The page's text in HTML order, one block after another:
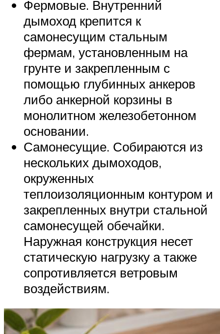
Фермовые. Внутренний
дымоход крепится к
самонесущим стальным
фермам, установленным на
грунте и закрепленным с
помощью глубинных анкеров
либо анкерной корзины в
монолитном железобетонном
основании.
Самонесущие. Собираются из
нескольких дымоходов,
окруженных
теплоизоляционным контуром и
закрепленных внутри стальной
самонесущей обечайки.
Наружная конструкция несет
статическую нагрузку а также
сопротивляется ветровым
воздействиям.